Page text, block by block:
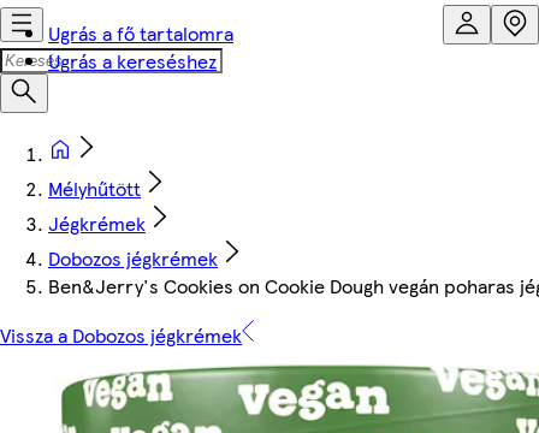
Ugrás a fő tartalomra
Ugrás a kereséshez
Mélyhűtött
Jégkrémek
Dobozos jégkrémek
Ben&Jerry's Cookies on Cookie Dough vegán poharas
Vissza a Dobozos jégkrémek